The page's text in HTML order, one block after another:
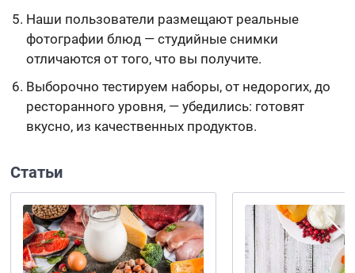
Наши пользователи размещают реальные
фотографии блюд — студийные снимки
отличаются от того, что вы получите.
Выборочно тестируем наборы, от недорогих, до
ресторанного уровня, — убедились: готовят
вкусно, из качественных продуктов.
Статьи